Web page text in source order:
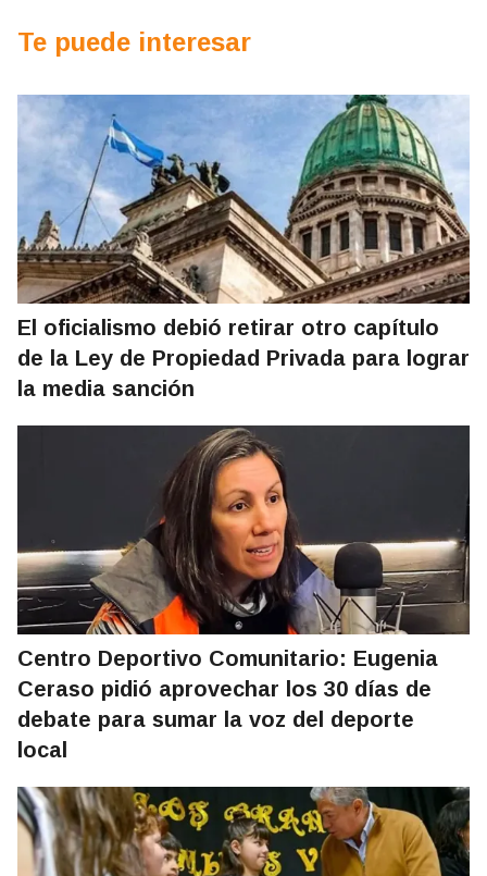
Te puede interesar
El oficialismo debió retirar otro capítulo
de la Ley de Propiedad Privada para lograr
la media sanción
Centro Deportivo Comunitario: Eugenia
Ceraso pidió aprovechar los 30 días de
debate para sumar la voz del deporte
local